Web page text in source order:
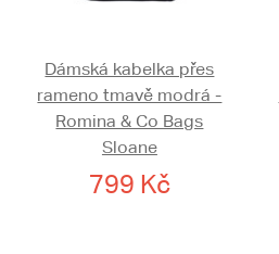
Dámská kabelka přes
rameno tmavě modrá -
Romina & Co Bags
Sloane
799 Kč